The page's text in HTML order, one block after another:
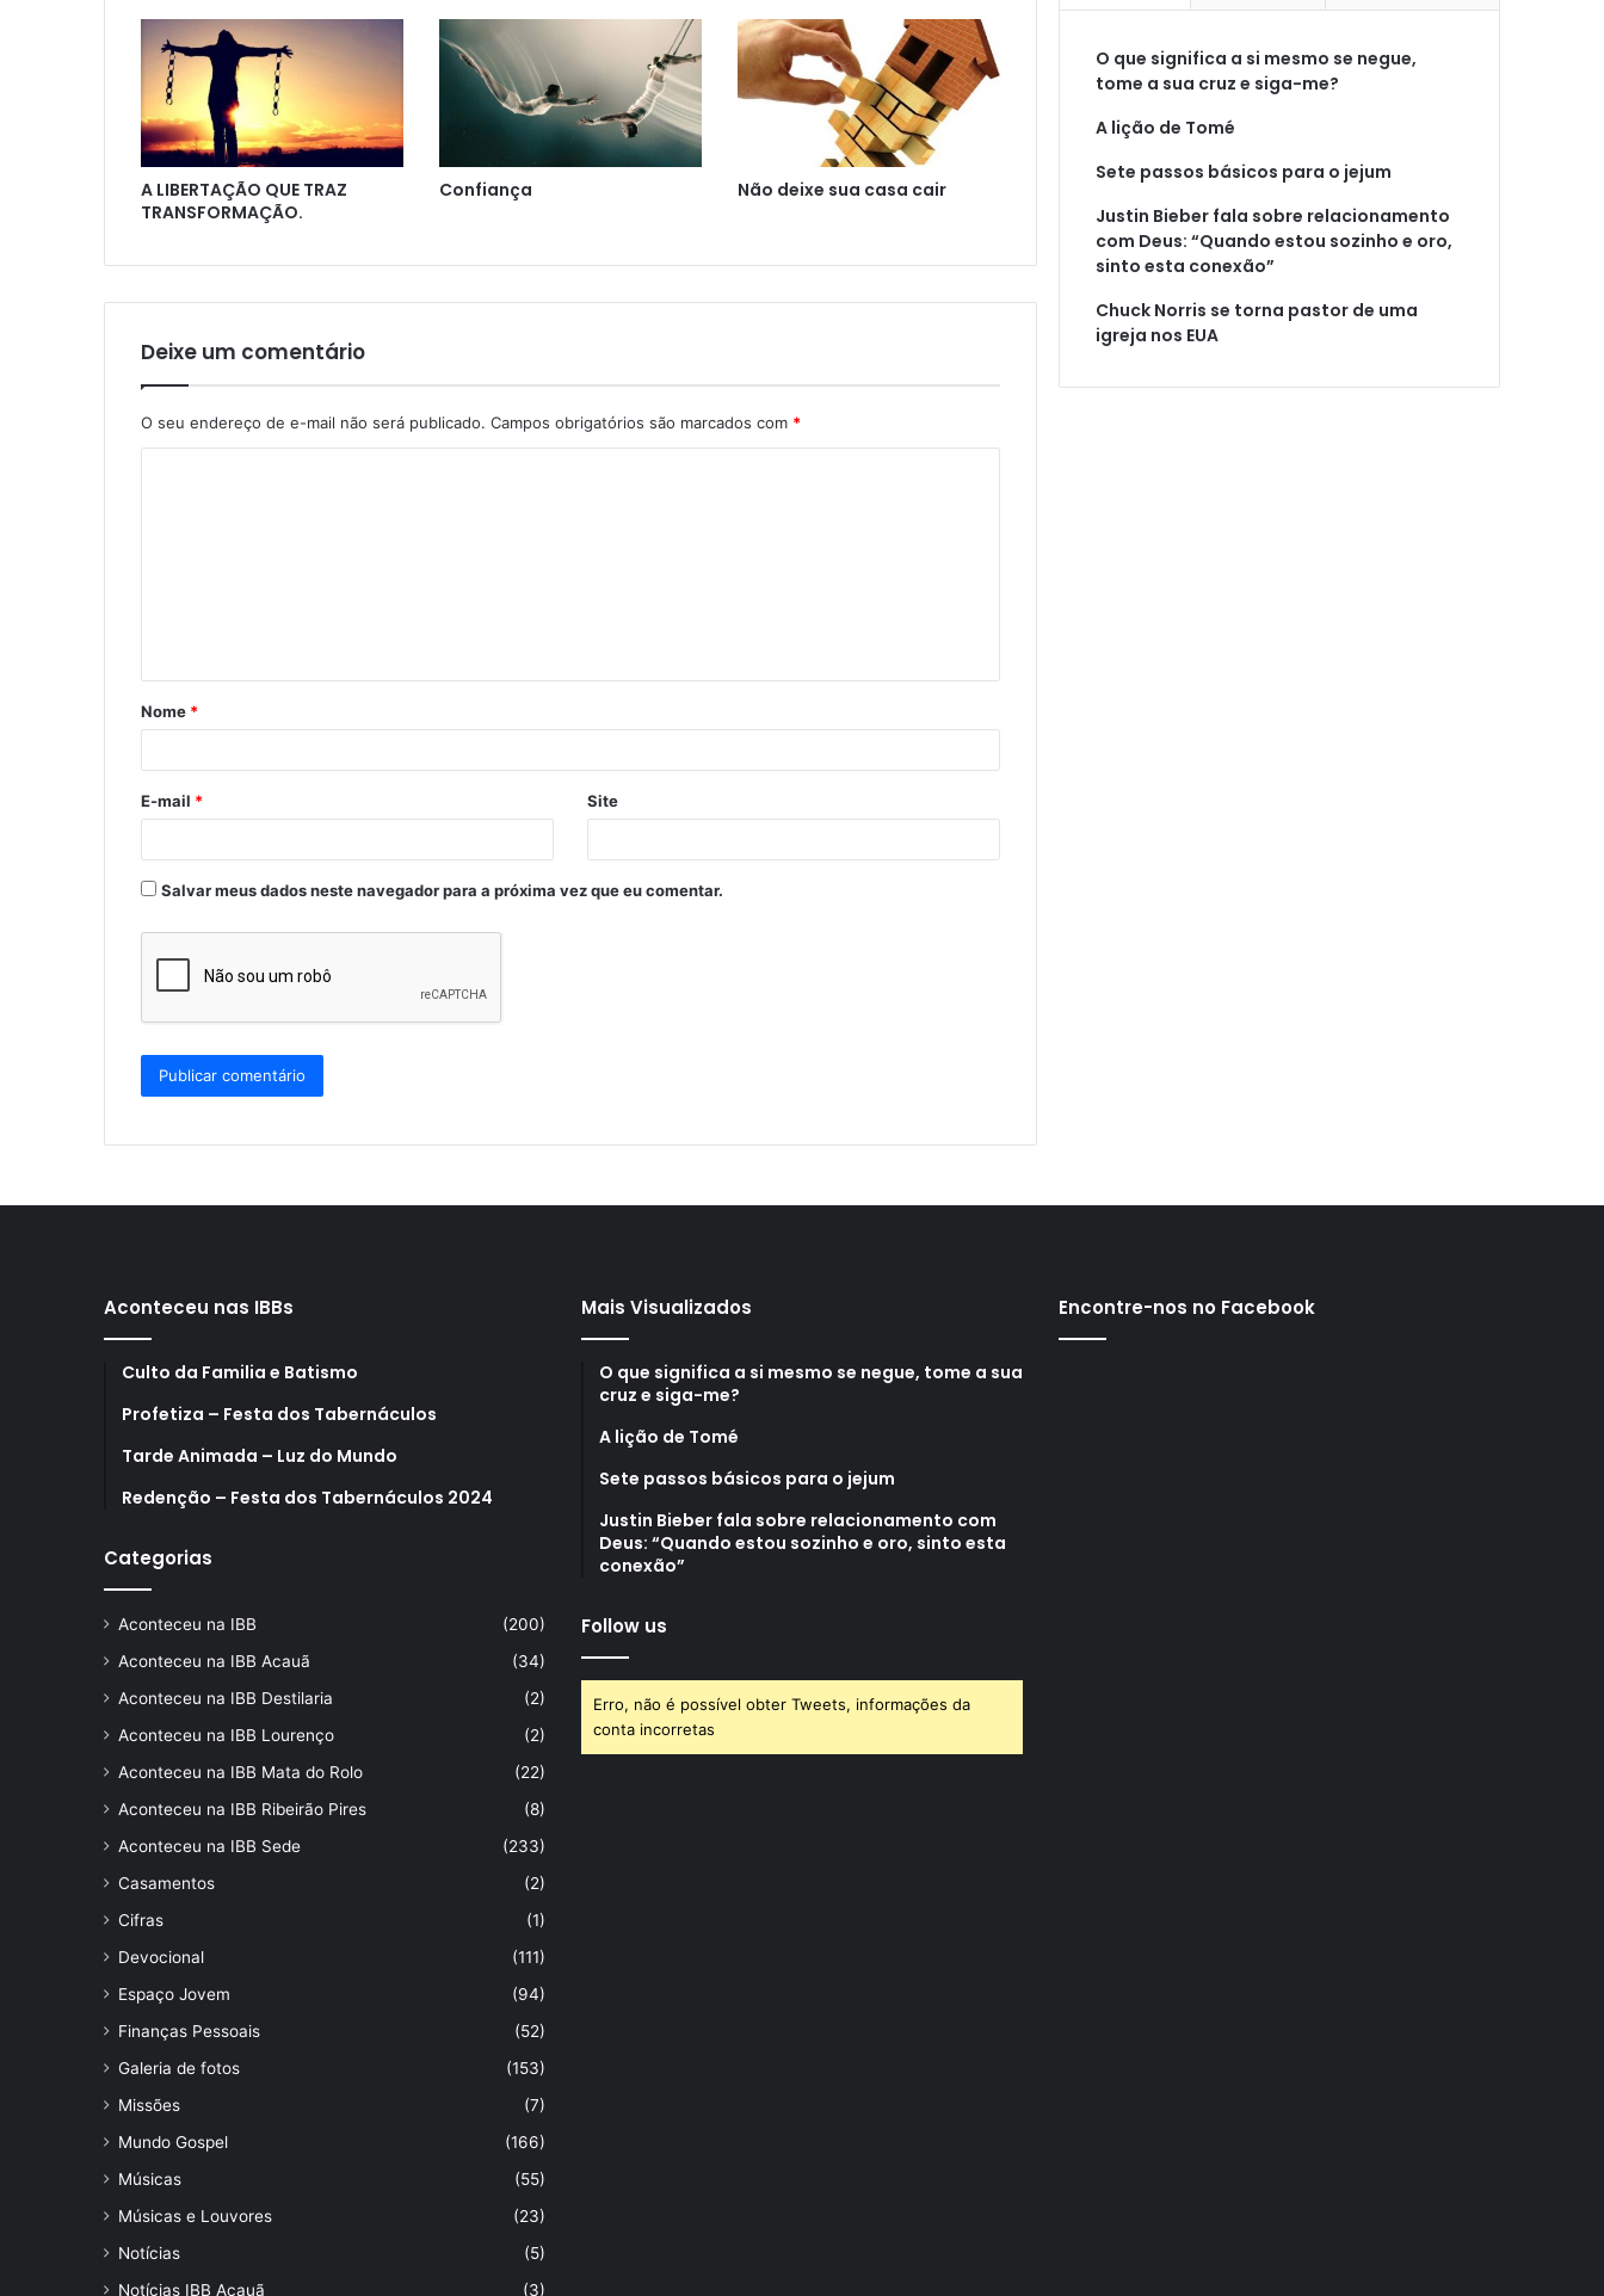
A LIBERTAÇÃO QUE TRAZ
TRANSFORMAÇÃO.
Confiança Não deixe sua casa cair
Deixe um comentário
O seu endereço de e-mail não será publicado. Campos obrigatórios são marcados com *
á
r
*
Nome *
E-mail * Site
Salvar meus dados neste navegador para a próxima vez que eu comentar.
O que significa a si mesmo se negue,
tome a sua cruz e siga-me?
A lição de Tomé
Sete passos básicos para o jejum
Justin Bieber fala sobre relacionamento
com Deus: “Quando estou sozinho e oro,
sinto esta conexão”
Chuck Norris se torna pastor de uma
igreja nos EUA
Aconteceu nas IBBs
Culto da Familia e Batismo
Profetiza – Festa dos Tabernáculos
Tarde Animada – Luz do Mundo
Redenção – Festa dos Tabernáculos 2024
Categorias
Aconteceu na IBB
(200)
Aconteceu na IBB Acauã
(34)
Aconteceu na IBB Destilaria
(2)
Aconteceu na IBB Lourenço
(2)
Aconteceu na IBB Mata do Rolo
(22)
Aconteceu na IBB Ribeirão Pires
(8)
Aconteceu na IBB Sede
(233)
Casamentos
(2)
Cifras
(1)
Devocional
(111)
Espaço Jovem
(94)
Finanças Pessoais
(52)
Galeria de fotos
(153)
Missões
(7)
Mundo Gospel
(166)
Músicas
(55)
Músicas e Louvores
(23)
Notícias
(5)
Notícias IBB Acauã
(3)
Mais Visualizados
O que significa a si mesmo se negue, tome a sua
cruz e siga-me?
A lição de Tomé
Sete passos básicos para o jejum
Justin Bieber fala sobre relacionamento com
Deus: “Quando estou sozinho e oro, sinto esta
conexão”
Follow us
Erro, não é possível obter Tweets, informações da
conta incorretas
Encontre-nos no Facebook